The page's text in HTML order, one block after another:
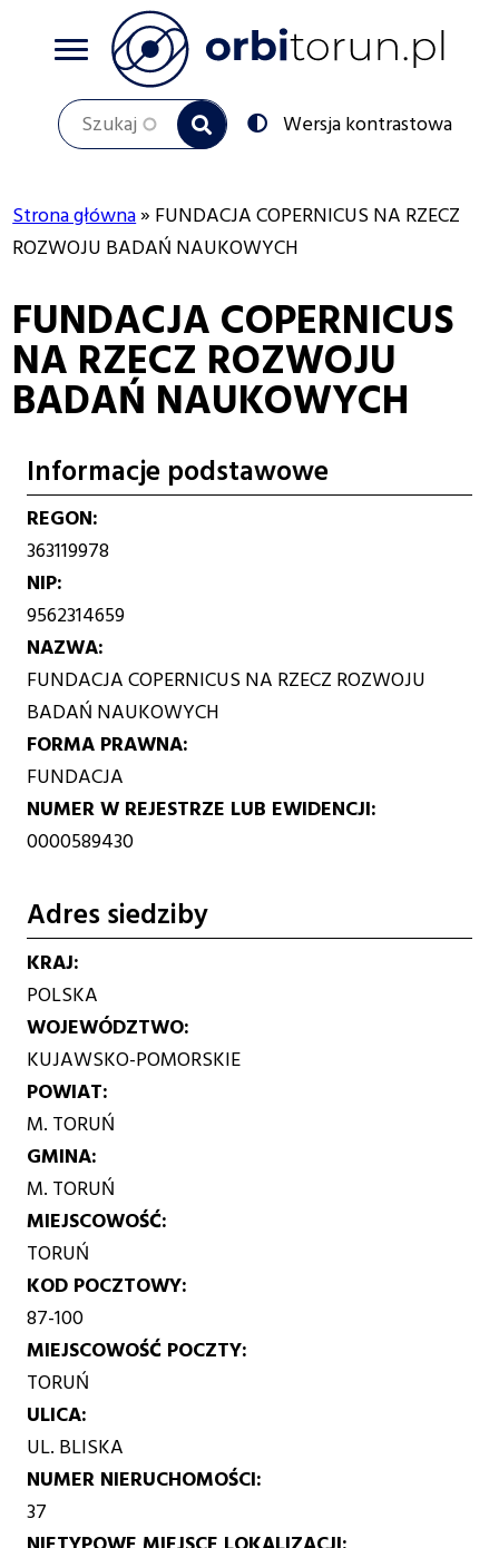
Szukaj
Przełącz
na:
Wersja kontrastowa
Ścieżka
nawigacyjna
Strona główna
FUNDACJA COPERNICUS NA RZECZ
ROZWOJU BADAŃ NAUKOWYCH
FUNDACJA COPERNICUS
NA RZECZ ROZWOJU
BADAŃ NAUKOWYCH
Informacje podstawowe
REGON
363119978
NIP
9562314659
NAZWA
FUNDACJA COPERNICUS NA RZECZ ROZWOJU
BADAŃ NAUKOWYCH
FORMA PRAWNA
FUNDACJA
NUMER W REJESTRZE LUB EWIDENCJI
0000589430
Adres siedziby
KRAJ
POLSKA
WOJEWÓDZTWO
KUJAWSKO-POMORSKIE
POWIAT
M. TORUŃ
GMINA
M. TORUŃ
MIEJSCOWOŚĆ
TORUŃ
KOD POCZTOWY
87-100
MIEJSCOWOŚĆ POCZTY
TORUŃ
ULICA
UL. BLISKA
NUMER NIERUCHOMOŚCI
37